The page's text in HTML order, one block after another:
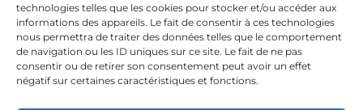
technologies telles que les cookies pour stocker et/ou accéder aux
informations des appareils. Le fait de consentir à ces technologies
nous permettra de traiter des données telles que le comportement
de navigation ou les ID uniques sur ce site. Le fait de ne pas
consentir ou de retirer son consentement peut avoir un effet
négatif sur certaines caractéristiques et fonctions.
Liens
Contact
Contactez-nous
huissiers@tapella-nilles.lu